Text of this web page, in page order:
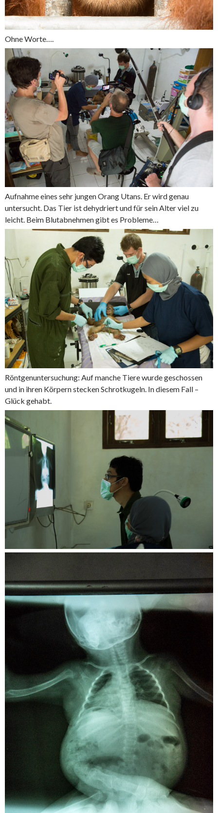
Ohne Worte….
Aufnahme eines sehr jungen Orang Utans. Er wird genau
untersucht. Das Tier ist dehydriert und für sein Alter viel zu
leicht. Beim Blutabnehmen gibt es Probleme…
Röntgenuntersuchung: Auf manche Tiere wurde geschossen
und in ihren Körpern stecken Schrotkugeln. In diesem Fall –
Glück gehabt.